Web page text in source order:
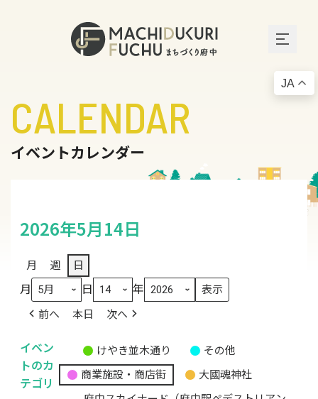
CALENDAR
イベントカレンダー
2026年5月14日
月 週 日
月 日 年
前へ 本日 次へ
イベン
トのカ
テゴリ
題
けやき並木通り
その他
商業施設・商店街
大國魂神社
JA